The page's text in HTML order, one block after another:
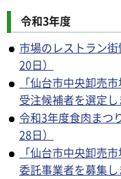
令和3年度
市場のレストラン
20日）
「仙台市中央卸売
受注候補者を選定し
令和3年度食肉まつ
28日）
「仙台市中央卸売
委託事業者を募集し